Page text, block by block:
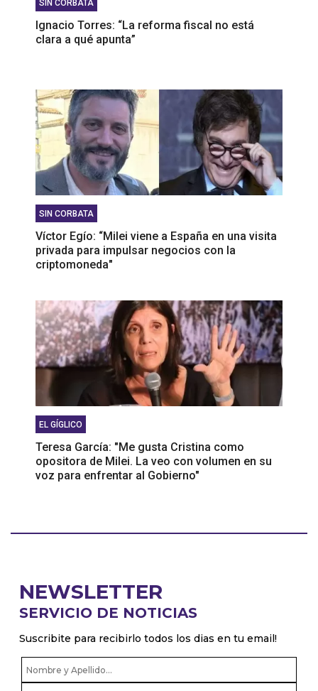
SIN CORBATA
Ignacio Torres: “La reforma fiscal no está
clara a qué apunta”
SIN CORBATA
Víctor Egío: “Milei viene a España en una visita
privada para impulsar negocios con la
criptomoneda"
EL GÍGLICO
Teresa García: "Me gusta Cristina como
opositora de Milei. La veo con volumen en su
voz para enfrentar al Gobierno"
NEWSLETTER
SERVICIO DE NOTICIAS
Suscribite para recibirlo todos los dias en tu email!